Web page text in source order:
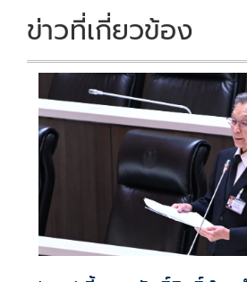
ข่าวที่เกี่ยวข้อง